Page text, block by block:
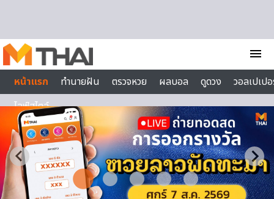
menu
หน้าแรก
ทำนายฝัน ตรวจหวย ผลบอล ดูดวง
วอลเปเป
ไลฟ์สไตล์